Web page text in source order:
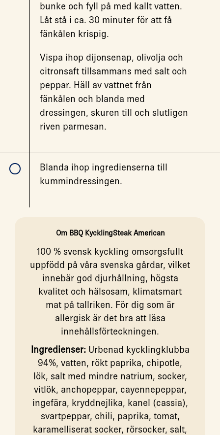
bunke och fyll på med kallt vatten.
Låt stå i ca. 30 minuter för att få
fänkålen krispig.
Vispa ihop dijonsenap, olivolja och
citronsaft tillsammans med salt och
peppar. Häll av vattnet från
fänkålen och blanda med
dressingen, skuren till och slutligen
riven parmesan.
Blanda ihop ingredienserna till
kummindressingen.
Om BBQ KycklingSteak American
100 % svensk kyckling omsorgsfullt
uppfödd på våra svenska gårdar, vilket
innebär god djurhållning, högsta
kvalitet och hälsosam, klimatsmart
mat på tallriken. För dig som är
allergisk är det bra att läsa
innehållsförteckningen.
Ingredienser: Urbenad kycklingklubba
94%, vatten, rökt paprika, chipotle,
lök, salt med mindre natrium, socker,
vitlök, anchopeppar, cayennepeppar,
ingefära, kryddnejlika, kanel (cassia),
svartpeppar, chili, paprika, tomat,
karamelliserat socker, rörsocker, salt,